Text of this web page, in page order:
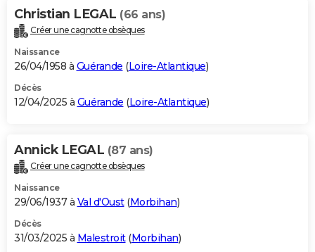
Christian LEGAL (66 ans)
Créer une cagnotte obsèques
Naissance
26/04/1958 à Guérande (Loire-Atlantique)
Décès
12/04/2025 à Guérande (Loire-Atlantique)
Annick LEGAL (87 ans)
Créer une cagnotte obsèques
Naissance
29/06/1937 à Val d'Oust(Morbihan)
Décès
31/03/2025 à Malestroit(Morbihan)